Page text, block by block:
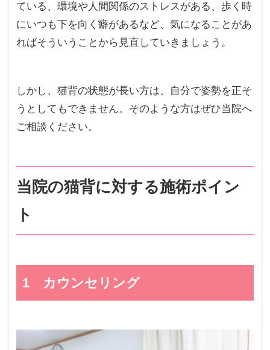
ている、環境や人間関係のストレスがある、歩く時
にいつも下を向く癖があるなど、気になることがあ
ればそういうことから見直していきましょう。
しかし、猫背の状態が長い方は、自分で姿勢を正そ
うとしてもできません。そのような方はぜひ当院へ
ご相談ください。
当院の猫背に対する施術ポイン
ト
1 カウンセリング